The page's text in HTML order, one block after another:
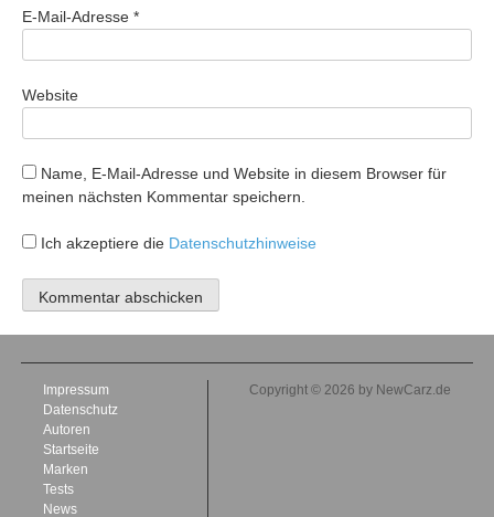
E-Mail-Adresse *
Website
Name, E-Mail-Adresse und Website in diesem Browser für
meinen nächsten Kommentar speichern.
Ich akzeptiere die Datenschutzhinweise
Impressum
Datenschutz
Autoren
Startseite
Marken
Tests
News
Copyright © 2026 by NewCarz.de